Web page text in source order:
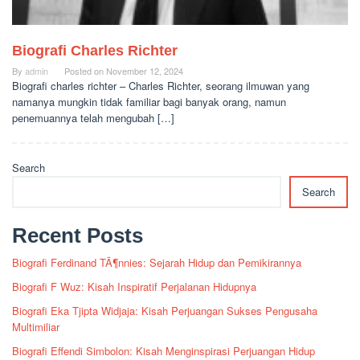
Biografi Charles Richter
By admin Posted on November 12, 2024
Biografi charles richter – Charles Richter, seorang ilmuwan yang
namanya mungkin tidak familiar bagi banyak orang, namun
penemuannya telah mengubah […]
Search
Search
Recent Posts
Biografi Ferdinand TÃ¶nnies: Sejarah Hidup dan Pemikirannya
Biografi F Wuz: Kisah Inspiratif Perjalanan Hidupnya
Biografi Eka Tjipta Widjaja: Kisah Perjuangan Sukses Pengusaha
Multimiliar
Biografi Effendi Simbolon: Kisah Menginspirasi Perjuangan Hidup